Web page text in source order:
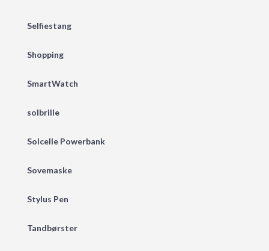
Selfiestang
Shopping
SmartWatch
solbrille
Solcelle Powerbank
Sovemaske
Stylus Pen
Tandbørster